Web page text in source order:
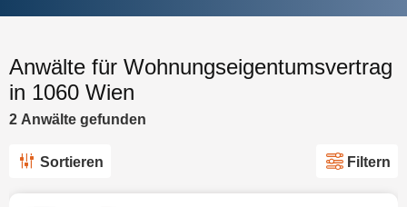
Anwälte für Wohnungseigentumsvertrag
in 1060 Wien
2 Anwälte gefunden
Sortieren Filtern